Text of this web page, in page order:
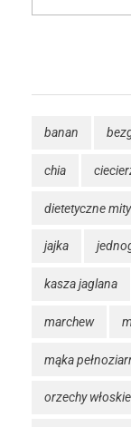
banan
chia
dietetyczne mity
jajka
kasza jaglana
marchew
mąka
orzechy włoskie